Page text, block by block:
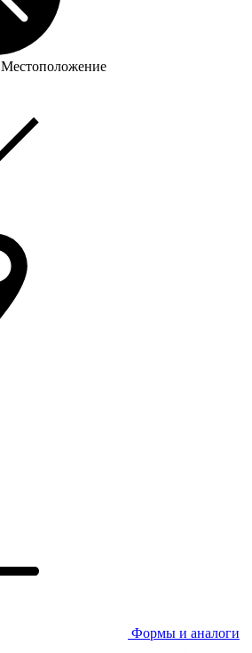
Местоположение
Формы и аналоги